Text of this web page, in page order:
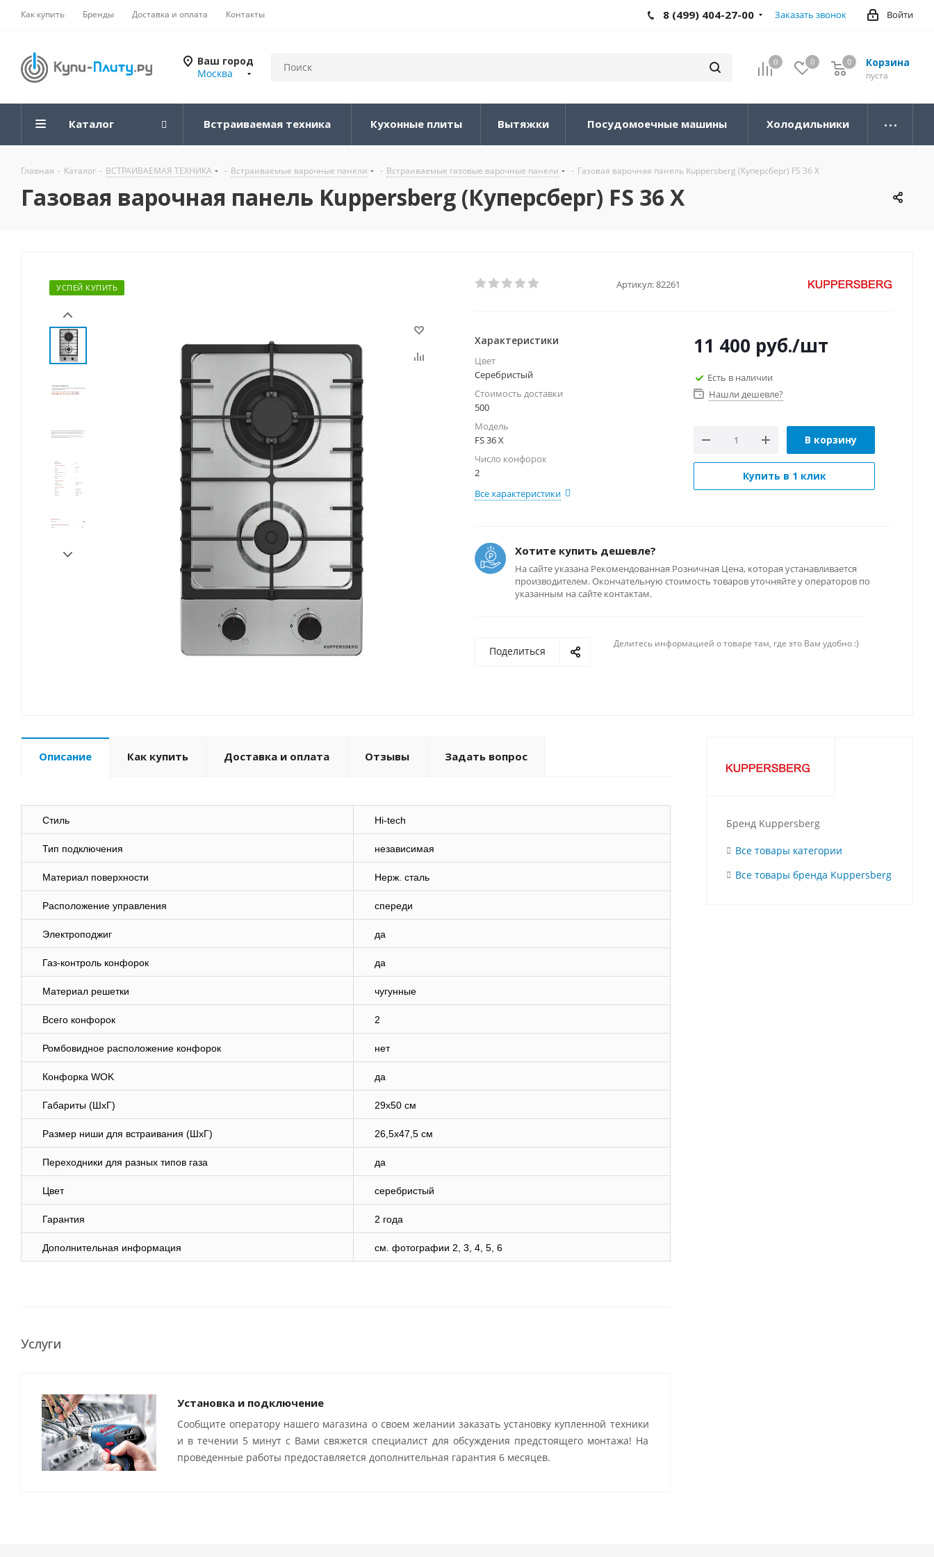
Как купить Бренды Доставка и оплата Контакты Войти
8 (499) 404-27-00 Заказать звонок
Ваш город
Москва
0 0 Корзина
0
пуста
0
Каталог Встраиваемая техника Кухонные плиты Вытяжки Посудомоечные машины Холодильники
Главная - Каталог - ВСТРАИВАЕМАЯ ТЕХНИКА - Встраиваемые варочные панели - Встраиваемые газовые варочные панели - Газовая варочная панель Kuppersberg (Куперсберг) FS 36 X
Газовая варочная панель Kuppersberg (Куперсберг) FS 36 X
УСПЕЙ КУПИТЬ Артикул:82261
Характеристики
Цвет
Серебристый
Стоимость доставки
500
Модель
FS 36 X
Число конфорок
2
Все характеристики
11 400 руб./шт
Есть в наличии
Нашли дешевле?
В корзину
Купить в 1 клик
Хотите купить дешевле?
На сайте указана Рекомендованная Розничная Цена, которая устанавливается
производителем. Окончательную стоимость товаров уточняйте у операторов по
указанным на сайте контактам.
Поделиться
Делитесь информацией о товаре там, где это Вам удобно :)
Описание Как купить Доставка и оплата Отзывы Задать вопрос
Стиль Hi-tech
Тип подключения независимая
Материал поверхности Нерж. сталь
Расположение управления спереди
Электроподжиг да
Газ-контроль конфорок да
Материал решетки чугунные
Всего конфорок 2
Ромбовидное расположение конфорок нет
Конфорка WOK да
Габариты (ШхГ) 29х50 см
Размер ниши для встраивания (ШхГ) 26,5х47,5 см
Переходники для разных типов газа да
Цвет серебристый
Гарантия 2 года
Дополнительная информация см. фотографии 2, 3, 4, 5, 6
Услуги
Установка и подключение
Сообщите оператору нашего магазина о своем желании заказать установку купленной техники
и в течении 5 минут с Вами свяжется специалист для обсуждения предстоящего монтажа! На
проведенные работы предоставляется дополнительная гарантия 6 месяцев.
Бренд Kuppersberg
Все товары категории
Все товары бренда Kuppersberg